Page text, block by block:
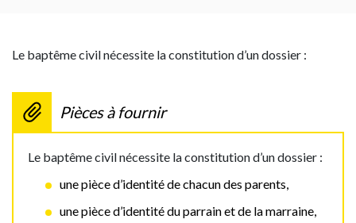
Le baptême civil nécessite la constitution d’un dossier :
Pièces à fournir
Le baptême civil nécessite la constitution d’un dossier :
une pièce d’identité de chacun des parents,
une pièce d’identité du parrain et de la marraine,